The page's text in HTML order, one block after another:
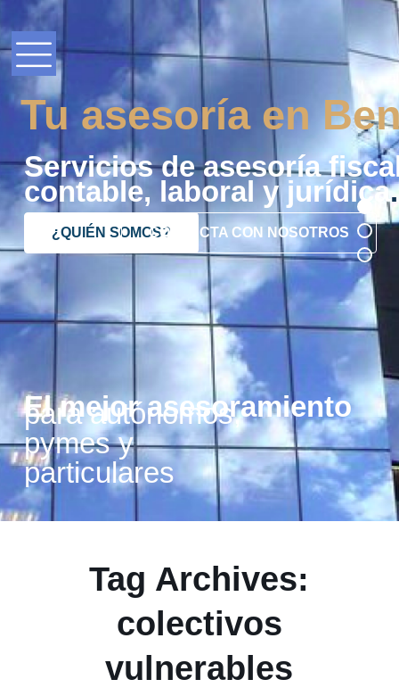
Tu asesoría en
Servicios de asesoría
contable, laboral y jurídica.
¿QUIÉN SOMOS?CONTACTA CON NOSOTROS
El mejor asesoramiento
para autónomos,
pymes y
particulares
Tag Archives:
colectivos
vulnerables